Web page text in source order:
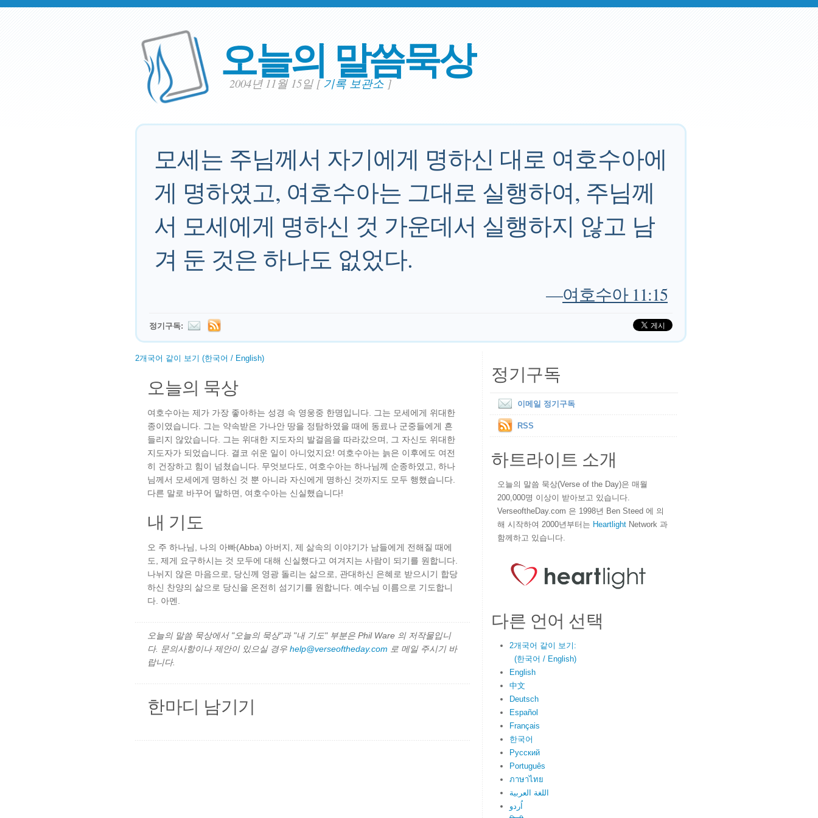
오늘의 말씀묵상
2004년 11월 15일 [기록 보관소]
모세는 주님께서 자기에게 명하신 대로 여호수아에
게 명하였고, 여호수아는 그대로 실행하여, 주님께
서 모세에게 명하신 것 가운데서 실행하지 않고 남
겨 둔 것은 하나도 없었다.
—여호수아 11:15
정기구독:
2개국어 같이 보기 (한국어 / English)
오늘의 묵상
여호수아는 제가 가장 좋아하는 성경 속 영웅중 한명입니다. 그는 모세에게 위대한
종이였습니다. 그는 약속받은 가나안 땅을 정탐하였을 때에 동료나 군중들에게 흔
들리지 않았습니다. 그는 위대한 지도자의 발걸음을 따라갔으며, 그 자신도 위대한
지도자가 되었습니다. 결코 쉬운 일이 아니었지요! 여호수아는 늙은 이후에도 여전
히 건장하고 힘이 넘쳤습니다. 무엇보다도, 여호수아는 하나님께 순종하였고, 하나
님께서 모세에게 명하신 것 뿐 아니라 자신에게 명하신 것까지도 모두 행했습니다.
다른 말로 바꾸어 말하면, 여호수아는 신실했습니다!
내 기도
오 주 하나님, 나의 아빠(Abba) 아버지, 제 삶속의 이야기가 남들에게 전해질 때에
도, 제게 요구하시는 것 모두에 대해 신실했다고 여겨지는 사람이 되기를 원합니다.
나뉘지 않은 마음으로, 당신께 영광 돌리는 삶으로, 관대하신 은혜로 받으시기 합당
하신 찬양의 삶으로 당신을 온전히 섬기기를 원합니다. 예수님 이름으로 기도합니
다. 아멘.
오늘의 말씀 묵상에서 "오늘의 묵상"과 "내 기도" 부분은 Phil Ware 의 저작물입니
다. 문의사항이나 제안이 있으실 경우 help@verseoftheday.com 로 메일 주시기 바
랍니다.
한마디 남기기
정기구독
이메일 정기구독
RSS
하트라이트 소개
오늘의 말씀 묵상(Verse of the Day)은 매월
200,000명 이상이 받아보고 있습니다.
VerseoftheDay.com 은 1998년 Ben Steed 에 의
해 시작하여 2000년부터는 Heartlight Network 과
함께하고 있습니다.
다른 언어 선택
2개국어 같이 보기:
(한국어 / English)
English
中文
Deutsch
Español
Français
한국어
Русский
Português
ภาษาไทย
اللغة العربية
اُردو